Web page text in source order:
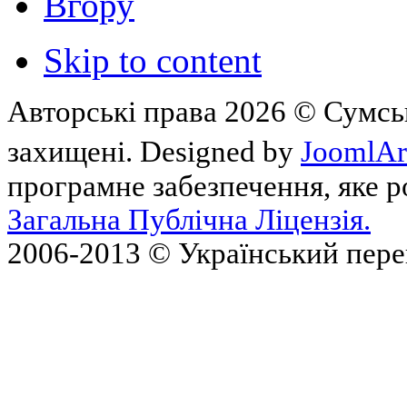
Skip to content
Авторські права 2026 ©
захищені. Designed by
програмне забезпечення, яке
Загальна Публічна Ліцензія.
2006-2013 © Український